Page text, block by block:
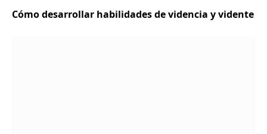
Cómo desarrollar habilidades de videncia y vidente